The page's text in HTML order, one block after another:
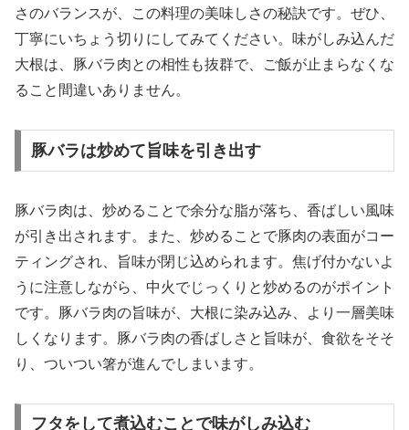
さのバランスが、この料理の美味しさの秘訣です。ぜひ、
丁寧にいちょう切りにしてみてください。味がしみ込んだ
大根は、豚バラ肉との相性も抜群で、ご飯が止まらなくな
ること間違いありません。
豚バラは炒めて旨味を引き出す
豚バラ肉は、炒めることで余分な脂が落ち、香ばしい風味
が引き出されます。また、炒めることで豚肉の表面がコー
ティングされ、旨味が閉じ込められます。焦げ付かないよ
うに注意しながら、中火でじっくりと炒めるのがポイント
です。豚バラ肉の旨味が、大根に染み込み、より一層美味
しくなります。豚バラ肉の香ばしさと旨味が、食欲をそそ
り、ついつい箸が進んでしまいます。
フタをして煮込むことで味がしみ込む